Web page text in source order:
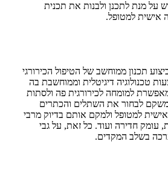
על מנת לתכנן ולבנות את תכנית
אישית למטופל.
תכנון ממוחשב של הטיפול הכירורגי
טכנולוגיה דיגיטלית וממוחשבת בה
למומחה לכירורגית פה ולסתות
לבחור את השתלים והכתרים
למטופל ולמקם אותם בדיוק מרבי
עומק חדירה ועוד. כל זאת, על גבי
בשלב המקדים.